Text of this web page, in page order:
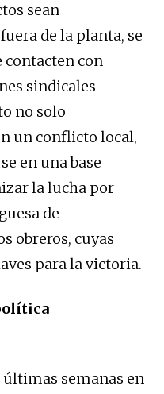
sean
de la planta, se
contacten con
sindicales
no solo
un conflicto local,
en una base
la lucha por
de
obreros, cuyas
para la victoria.
últimas semanas en